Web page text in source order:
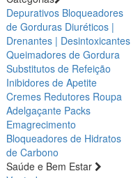
Depurativos Bloqueadores
de Gorduras Diuréticos |
Drenantes | Desintoxicantes
Queimadores de Gordura
Substitutos de Refeição
Inibidores de Apetite
Cremes Redutores Roupa
Adelgaçante Packs
Emagrecimento
Bloqueadores de Hidratos
de Carbono
Saúde e Bem Estar